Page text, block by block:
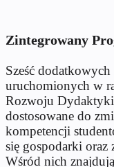
Zintegrowany
Sześć
uruchomionych w
Rozwoju
dostosowane do
kompetencji
się gospodarki
Wśród nich